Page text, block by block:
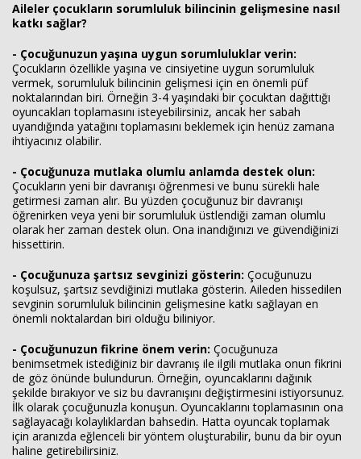
Aileler çocukların sorumluluk bilincinin gelişmesine nasıl
katkı sağlar?
- Çocuğunuzun yaşına uygun sorumluluklar verin:
Çocukların özellikle yaşına ve cinsiyetine uygun sorumluluk
vermek, sorumluluk bilincinin gelişmesi için en önemli püf
noktalarından biri. Örneğin 3-4 yaşındaki bir çocuktan dağıttığı
oyuncakları toplamasını isteyebilirsiniz, ancak her sabah
uyandığında yatağını toplamasını beklemek için henüz zamana
ihtiyacınız olabilir.
- Çocuğunuza mutlaka olumlu anlamda destek olun:
Çocukların yeni bir davranışı öğrenmesi ve bunu sürekli hale
getirmesi zaman alır. Bu yüzden çocuğunuz bir davranışı
öğrenirken veya yeni bir sorumluluk üstlendiği zaman olumlu
olarak her zaman destek olun. Ona inandığınızı ve güvendiğinizi
hissettirin.
- Çocuğunuza şartsız sevginizi gösterin: Çocuğunuzu
koşulsuz, şartsız sevdiğinizi mutlaka gösterin. Aileden hissedilen
sevginin sorumluluk bilincinin gelişmesine katkı sağlayan en
önemli noktalardan biri olduğu biliniyor.
- Çocuğunuzun fikrine önem verin: Çocuğunuza
benimsetmek istediğiniz bir davranış ile ilgili mutlaka onun fikrini
de göz önünde bulundurun. Örneğin, oyuncaklarını dağınık
şekilde bırakıyor ve siz bu davranışını değiştirmesini istiyorsunuz.
İlk olarak çocuğunuzla konuşun. Oyuncaklarını toplamasının ona
sağlayacağı kolaylıklardan bahsedin. Hatta oyuncak toplamak
için aranızda eğlenceli bir yöntem oluşturabilir, bunu da bir oyun
haline getirebilirsiniz.